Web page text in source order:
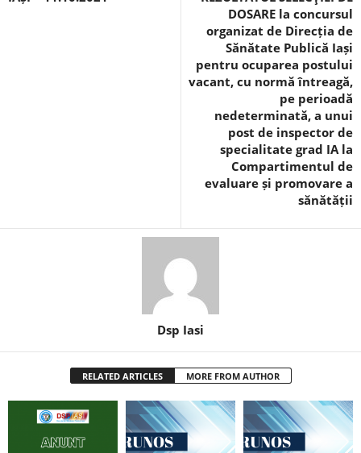
DOSARE la concursul
organizat de Direcția de
Sănătate Publică Iași
pentru ocuparea postului
vacant, cu normă întreagă,
pe perioadă
nedeterminată, a unui
post de inspector de
specialitate grad IA la
Compartimentul de
evaluare și promovare a
sănătății
Dsp Iasi
RELATED ARTICLES MORE FROM AUTHOR